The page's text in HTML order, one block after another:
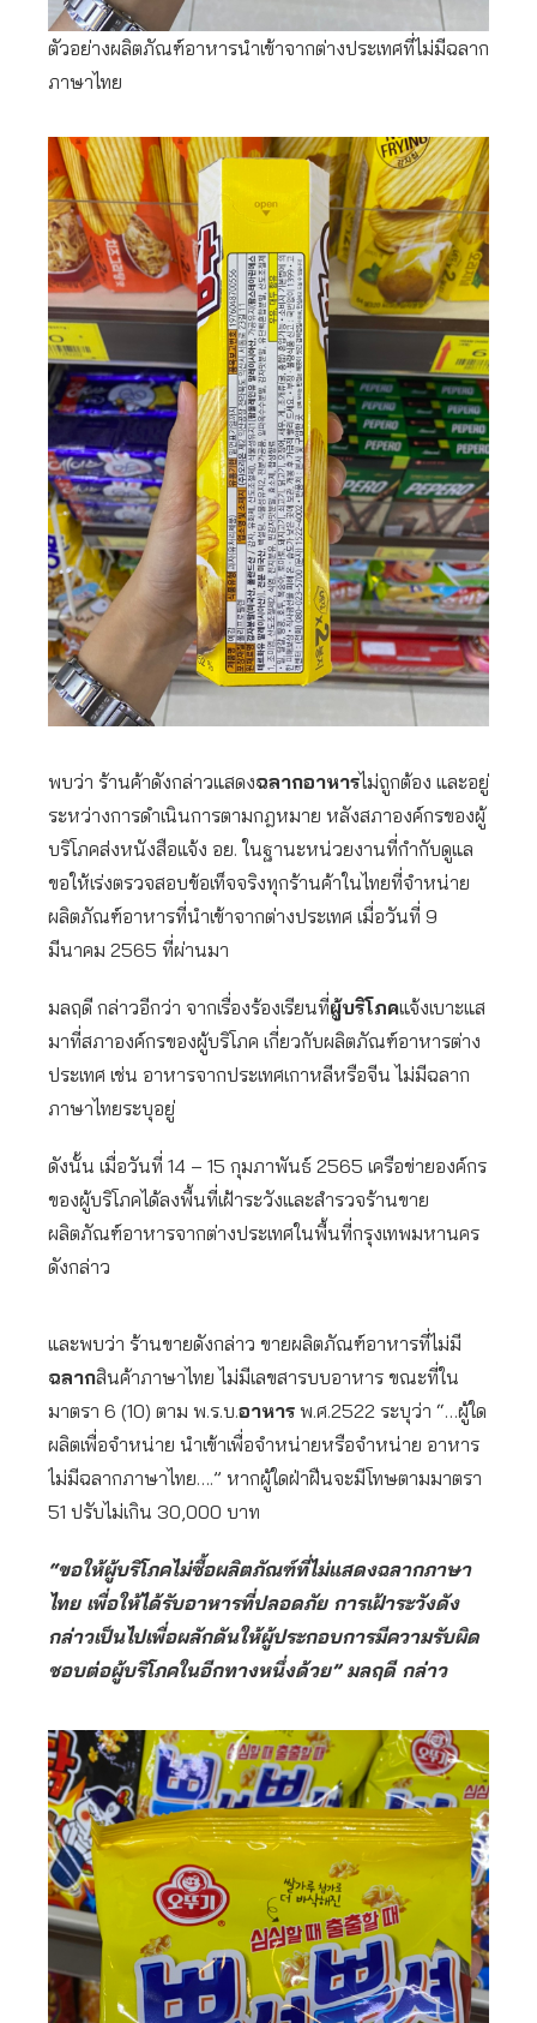
ตัวอย่างผลิตภัณฑ์อาหารนำเข้าจากต่างประเทศที่ไม่มีฉลาก
ภาษาไทย
พบว่า ร้านค้าดังกล่าวแสดงฉลากอาหารไม่ถูกต้อง และอยู่
ระหว่างการดำเนินการตามกฎหมาย หลังสภาองค์กรของผู้
บริโภคส่งหนังสือแจ้ง อย. ในฐานะหน่วยงานที่กำกับดูแล
ขอให้เร่งตรวจสอบข้อเท็จจริงทุกร้านค้าในไทยที่จำหน่าย
ผลิตภัณฑ์อาหารที่นำเข้าจากต่างประเทศ เมื่อวันที่ 9
มีนาคม 2565 ที่ผ่านมา
มลฤดี กล่าวอีกว่า จากเรื่องร้องเรียนที่ผู้บริโภคแจ้งเบาะแส
มาที่สภาองค์กรของผู้บริโภค เกี่ยวกับผลิตภัณฑ์อาหารต่าง
ประเทศ เช่น อาหารจากประเทศเกาหลีหรือจีน ไม่มีฉลาก
ภาษาไทยระบุอยู่
ดังนั้น เมื่อวันที่ 14 – 15 กุมภาพันธ์ 2565 เครือข่ายองค์กร
ของผู้บริโภคได้ลงพื้นที่เฝ้าระวังและสำรวจร้านขาย
ผลิตภัณฑ์อาหารจากต่างประเทศในพื้นที่กรุงเทพมหานคร
ดังกล่าว
และพบว่า ร้านขายดังกล่าว ขายผลิตภัณฑ์อาหารที่ไม่มี
ฉลากสินค้าภาษาไทย ไม่มีเลขสารบบอาหาร ขณะที่ใน
มาตรา 6 (10) ตาม พ.ร.บ.อาหาร พ.ศ.2522 ระบุว่า “…ผู้ใด
ผลิตเพื่อจำหน่าย นำเข้าเพื่อจำหน่ายหรือจำหน่าย อาหาร
ไม่มีฉลากภาษาไทย….” หากผู้ใดฝ่าฝืนจะมีโทษตามมาตรา
51 ปรับไม่เกิน 30,000 บาท
“ขอให้ผู้บริโภคไม่ซื้อผลิตภัณฑ์ที่ไม่แสดงฉลากภาษา
ไทย เพื่อให้ได้รับอาหารที่ปลอดภัย การเฝ้าระวังดัง
กล่าวเป็นไปเพื่อผลักดันให้ผู้ประกอบการมีความรับผิด
ชอบต่อผู้บริโภคในอีกทางหนึ่งด้วย” มลฤดี กล่าว